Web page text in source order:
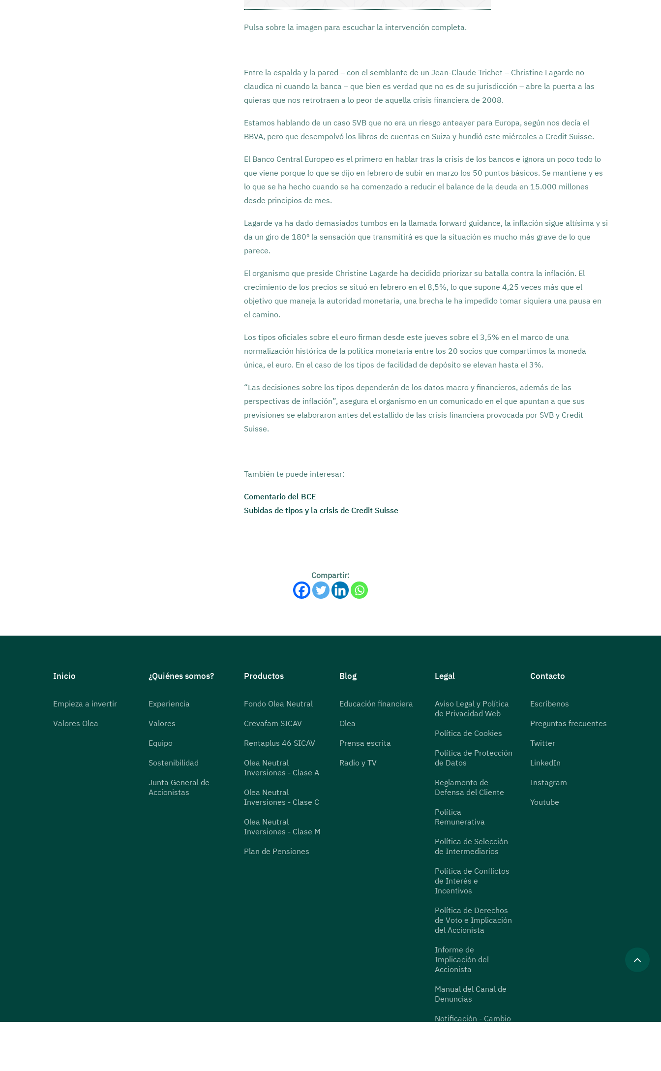
Pulsa sobre la imagen para escuchar la intervención completa.
Entre la espalda y la pared – con el semblante de un Jean-Claude Trichet – Christine Lagarde no
claudica ni cuando la banca – que bien es verdad que no es de su jurisdicción – abre la puerta a las
quieras que nos retrotraen a lo peor de aquella crisis financiera de 2008.
Estamos hablando de un caso SVB que no era un riesgo anteayer para Europa, según nos decía el
BBVA, pero que desempolvó los libros de cuentas en Suiza y hundió este miércoles a Credit Suisse.
El Banco Central Europeo es el primero en hablar tras la crisis de los bancos e ignora un poco todo lo
que viene porque lo que se dijo en febrero de subir en marzo los 50 puntos básicos. Se mantiene y es
lo que se ha hecho cuando se ha comenzado a reducir el balance de la deuda en 15.000 millones
desde principios de mes.
Lagarde ya ha dado demasiados tumbos en la llamada forward guidance, la inflación sigue altísima y si
da un giro de 180º la sensación que transmitirá es que la situación es mucho más grave de lo que
parece.
El organismo que preside Christine Lagarde ha decidido priorizar su batalla contra la inflación. El
crecimiento de los precios se situó en febrero en el 8,5%, lo que supone 4,25 veces más que el
objetivo que maneja la autoridad monetaria, una brecha le ha impedido tomar siquiera una pausa en
el camino.
Los tipos oficiales sobre el euro firman desde este jueves sobre el 3,5% en el marco de una
normalización histórica de la política monetaria entre los 20 socios que compartimos la moneda
única, el euro. En el caso de los tipos de facilidad de depósito se elevan hasta el 3%.
“Las decisiones sobre los tipos dependerán de los datos macro y financieros, además de las
perspectivas de inflación”, asegura el organismo en un comunicado en el que apuntan a que sus
previsiones se elaboraron antes del estallido de las crisis financiera provocada por SVB y Credit
Suisse.
También te puede interesar:
Comentario del BCE
Subidas de tipos y la crisis de Credit Suisse
Compartir:
Inicio
Empieza a invertir
Valores Olea
¿Quiénes somos?
Experiencia
Valores
Equipo
Sostenibilidad
Junta General de
Accionistas
Productos
Fondo Olea Neutral
Crevafam SICAV
Rentaplus 46 SICAV
Olea Neutral
Inversiones - Clase A
Olea Neutral
Inversiones - Clase C
Olea Neutral
Inversiones - Clase M
Plan de Pensiones
Blog
Educación financiera
Olea
Prensa escrita
Radio y TV
Legal
Aviso Legal y Política
de Privacidad Web
Política de Cookies
Política de Protección
de Datos
Reglamento de
Defensa del Cliente
Política
Remunerativa
Política de Selección
de Intermediarios
Política de Conflictos
de Interés e
Incentivos
Política de Derechos
de Voto e Implicación
del Accionista
Informe de
Implicación del
Accionista
Manual del Canal de
Denuncias
Notificación - Cambio
Contacto
Escríbenos
Preguntas frecuentes
Twitter
LinkedIn
Instagram
Youtube